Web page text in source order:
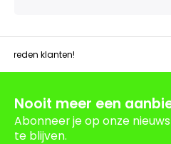
klanten!
Nooit meer een
Abonneer je op onze
te blijven.